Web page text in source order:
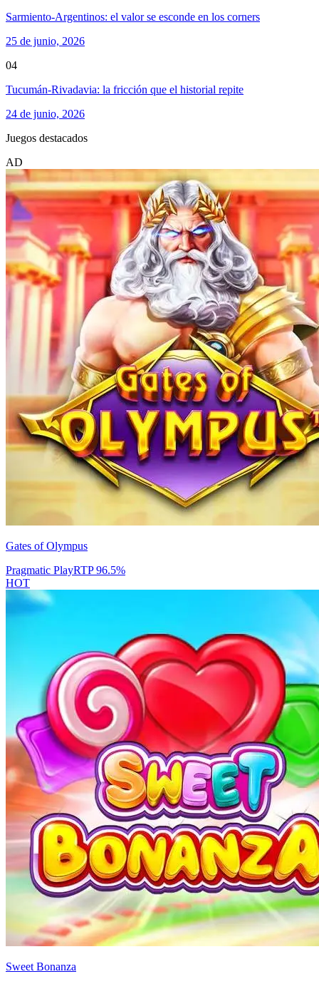
Sarmiento-Argentinos: el valor se esconde en los corners
25 de junio, 2026
04
Tucumán-Rivadavia: la fricción que el historial repite
24 de junio, 2026
Juegos destacados
AD
Gates of Olympus
Pragmatic PlayRTP96.5%
HOT
Sweet Bonanza